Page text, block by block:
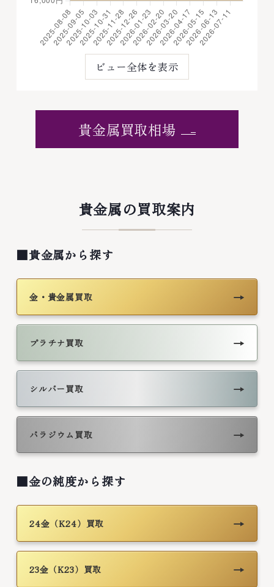
ビュー全体を表示
貴金属買取相場
貴金属の買取案内
■貴金属から探す
金・貴金属買取 →
プラチナ買取 →
シルバー買取 →
パラジウム買取 →
■金の純度から探す
24金（K24）買取 →
23金（K23）買取 →